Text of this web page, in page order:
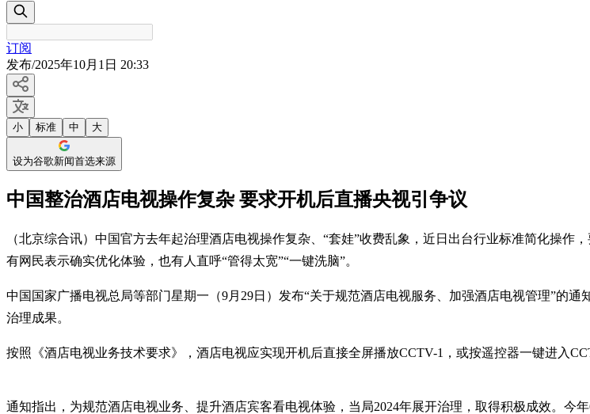
订阅
发布/2025年10月1日 20:33
小 标准 中 大
设为谷歌新闻首选来源
中国整治酒店电视操作复杂 要求开机后直播央视引争议
（北京综合讯）中国官方去年起治理酒店电视操作复杂、“套娃”收费乱象，近日出台行业标准简化操作
有网民表示确实优化体验，也有人直呼“管得太宽”“一键洗脑”。
中国国家广播电视总局等部门星期一（9月29日）发布“关于规范酒店电视服务、加强酒店电视管理”的
治理成果。
按照《酒店电视业务技术要求》，酒店电视应实现开机后直接全屏播放CCTV-1，或按遥控器一键进入
通知指出，为规范酒店电视业务、提升酒店宾客看电视体验，当局2024年展开治理，取得积极成效。